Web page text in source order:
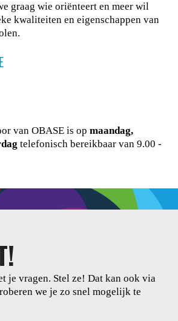
graag wie oriënteert en meer wil
kwaliteiten en eigenschappen van
van OBASE is opmaandag,
telefonisch bereikbaar van 9.00 -
je vragen. Stel ze! Dat kan ook via
we je zo snel mogelijk te